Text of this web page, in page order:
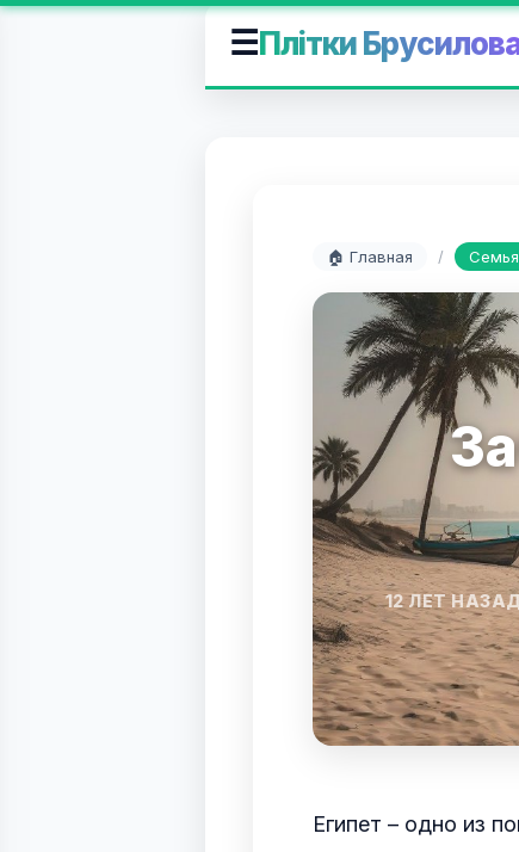
☰Плітки
🏠 Главная /
12 ЛЕТ
Египет – одно из